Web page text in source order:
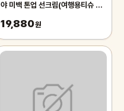
야 미백 톤업 선크림(여행용티슈 증
19,880원